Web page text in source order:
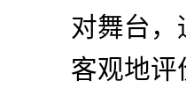
对舞台
客观地评